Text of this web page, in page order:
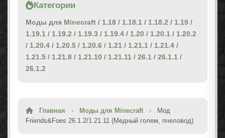
Категории
Моды для Minecraft / 1.18 / 1.18.1 / 1.18.2 / 1.19 /
1.19.1 / 1.19.2 / 1.19.3 / 1.19.4 / 1.20 / 1.20.1 / 1.20.2
/ 1.20.4 / 1.20.5 / 1.20.6 / 1.21 / 1.21.1 / 1.21.4 /
1.21.5 / 1.21.8 / 1.21.10 / 1.21.11 / 26.1 / 26.1.1 /
26.1.2
Главная › Моды для Minecraft ›
Мод
Friends&Foes 26.1.2/1.21.11 (Медный голем, пчеловод)